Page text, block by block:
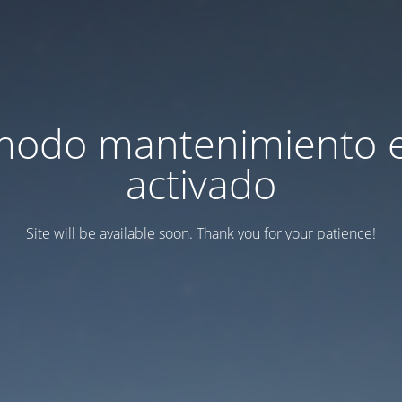
mantenimiento
activado
Site will be available soon. Thank you for your patience!